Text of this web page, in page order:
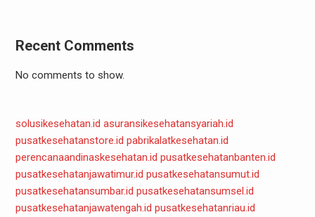
Recent Comments
No comments to show.
solusikesehatan.id asuransikesehatansyariah.id
pusatkesehatanstore.id pabrikalatkesehatan.id
perencanaandinaskesehatan.id pusatkesehatanbanten.id
pusatkesehatanjawatimur.id pusatkesehatansumut.id
pusatkesehatansumbar.id pusatkesehatansumsel.id
pusatkesehatanjawatengah.id pusatkesehatanriau.id